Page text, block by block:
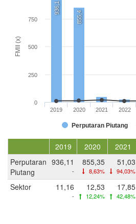
FMII (x)
936,1
855,4
Perputaran Piutang
2019 2020 2021 2022
0
250
500
750
2019 2020 2021
Perputaran
Piutang
936,11
-
855,35
8,63%
51,03
94,03%
Sektor 11,16
-
12,53
12,24%
17,85
42,48%